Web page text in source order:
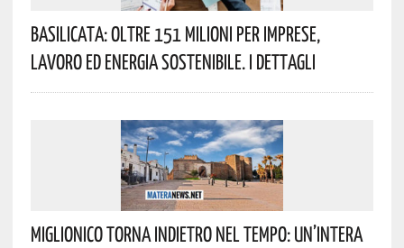
Basilicata: Oltre 151 Milioni Per Imprese,
Lavoro Ed Energia Sostenibile. I Dettagli
Miglionico Torna Indietro Nel Tempo: Un’intera